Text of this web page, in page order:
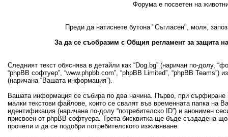
Форума е посветен на
Преди да натиснете бутона "Съгласен", моля,
За да се съобразим с Общия регламент за защита
Следният текст обяснява в детайли как “Dog.bg” (наричан по-долу,
“phpBB софтуер”, “www.phpbb.com”, “phpBB Limited”, “phpBB
(наричана “Вашата информация”).
Вашата информация се събира по два начина. Първо, при сърфиране
малки текстови файлове, които се свалят във временната папка на
идентификация (наричана по-долу “потребителско ID”) и анонимен
присвоен от phpBB софтуера. Трета бисквитка ще бъде създадена
прочели и да се подобри потребителското изживяване.